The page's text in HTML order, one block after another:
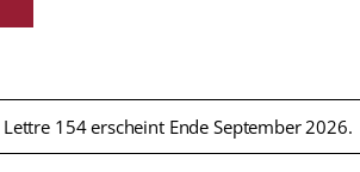
154 erscheint Ende September 2026.